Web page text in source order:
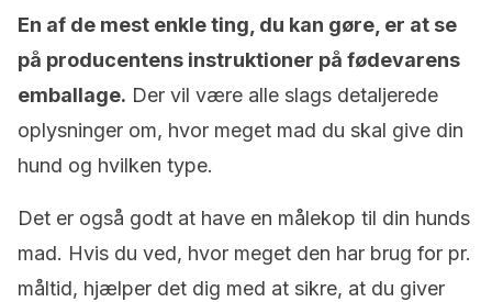
En af de mest enkle ting, du kan gøre, er at se
på producentens instruktioner på fødevarens
emballage. Der vil være alle slags detaljerede
oplysninger om, hvor meget mad du skal give din
hund og hvilken type.
Det er også godt at have en målekop til din hunds
mad. Hvis du ved, hvor meget den har brug for pr.
måltid, hjælper det dig med at sikre, at du giver